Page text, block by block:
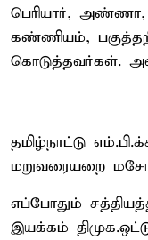
பெரியார், அண்ணா,
கண்ணியம்,
கொடுத்தவர்கள்.
தமிழ்நாட்டு
மறுவரையறை
எப்போதும்
இயக்கம்